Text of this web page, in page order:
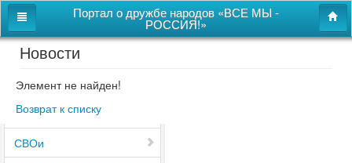
Портал о дружбе народов «ВСЕ МЫ -
РОССИЯ!»
Главная
Дом дружбы народов
Новости
СВОи
Новости
Элемент не найден!
Возврат к списку